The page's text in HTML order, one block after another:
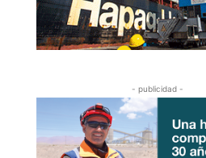
- publicidad -